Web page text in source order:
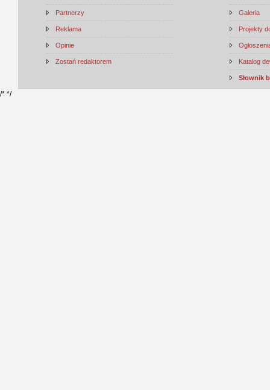
Partnerzy
Reklama
Opinie
Zostań redaktorem
Galeria
Projekty
Katalog
Słownik
/* */